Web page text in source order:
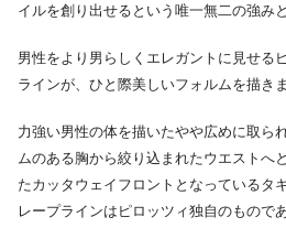
イルを創り出せるという唯一無二の強み
男性をより男らしくエレガントに見せる
ラインが、ひと際美しいフォルムを描きま
力強い男性の体を描いたやや広めに取ら
ムのある胸から絞り込まれたウエストへ
たカッタウェイフロントとなっているタ
レープラインはピロッツィ独自のもので